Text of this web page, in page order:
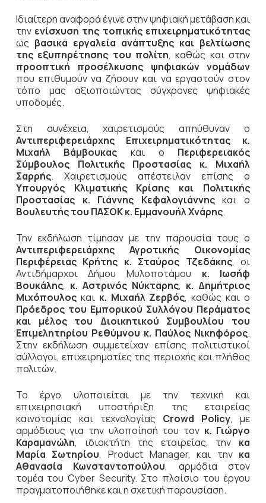
Ιδιαίτερη αναφορά έγινε στην ψηφιακή μετάβαση και
την ενίσχυση της τοπικής επιχειρηματικότητας
ως βασικά εργαλεία ανάπτυξης και βελτίωσης
της εξυπηρέτησης του πολίτη, καθώς και στην
προοπτική προσέλκυσης ψηφιακών νομάδων
που επιθυμούν να ζήσουν και να εργαστούν στον
τόπο μας αξιοποιώντας σύγχρονες ψηφιακές
υποδομές.
Στη συνέχεια, χαιρετισμούς απηύθυναν ο
Αντιπεριφερειάρχης Επιχειρηματικότητας κ.
Μιχαήλ Βάμβουκας και ο Περιφερειακός
Σύμβουλος Πολιτικής Προστασίας κ. Μιχαήλ
Σαρρής. Χαιρετισμούς απέστειλαν επίσης ο
Υπουργός Κλιματικής Κρίσης και Πολιτικής
Προστασίας κ. Γιάννης Κεφαλογιάννηςκαι ο
Βουλευτής του ΠΑΣΟΚ κ. Εμμανουήλ Χνάρης.
Την εκδήλωση τίμησαν με την παρουσία τους ο
Αντιπεριφερειάρχης Αγροτικής Οικονομίας
Περιφέρειας Κρήτης κ. Σταύρος Τζεδάκης, οι
Αντιδήμαρχοι Δήμου Μυλοποτάμου κ. Ιωσήφ
Βουκάλης, κ. Αστρινός Νύκταρης, κ. Δημήτριος
Μιχόπουλοςκαι κ. Μιχαήλ Ζερβός, καθώς και ο
Πρόεδρος του Εμπορικού Συλλόγου Περάματος
και μέλος του Διοικητικού Συμβουλίου του
Επιμελητηρίου Ρεθύμνου κ. Παύλος Νικηφόρος.
Στην εκδήλωση συμμετείχαν επίσης πολιτιστικοί
σύλλογοι, επιχειρηματίες της περιοχής και πλήθος
πολιτών.
Το έργο υλοποιείται με την τεχνική και
επιχειρησιακή υποστήριξη της εταιρείας
καινοτομίας και τεχνολογίας Crowd Policy, με
αρμόδιους για την υλοποίησή του τον κ. Γιώργο
Καραμανώλη, ιδιοκτήτη της εταιρείας, την κα
Μαρία Σωτηρίου, Product Manager, και την κα
Αθανασία Κωνσταντοπούλου, αρμόδια στον
τομέα του Cyber Security. Στο πλαίσιο του έργου
πραγματοποιήθηκε και η σχετική παρουσίαση.